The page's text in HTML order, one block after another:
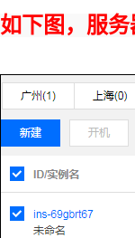
如下图，服